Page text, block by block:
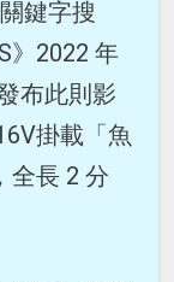
鍵字搜
》2022 年
布此則影
掛載「魚
全長 2 分